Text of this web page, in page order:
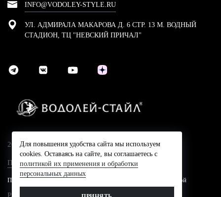
INFO@VODOLEY-STYLE.RU
УЛ. АДМИРАЛА МАКАРОВА Д. 6 СТР. 13 М. ВОДНЫЙ
СТАДИОН, ТЦ "НЕВСКИЙ ПРИЧАЛ"
2024 © Компания Водолей-Cтайл
Политика конфидециальности
Представленные на сайте цены не являются публичной офертой
Разработано в
Для повышения удобства сайта мы используем
cookies. Оставаясь на сайте, вы соглашаетесь с
политикой их применения и обработки
персональных данных